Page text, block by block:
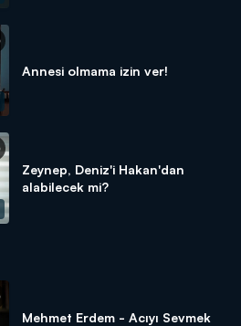
Annesi olmama izin ver!
Zeynep, Deniz'i Hakan'dan
alabilecek mi?
Mehmet Erdem - Acıyı Sevmek